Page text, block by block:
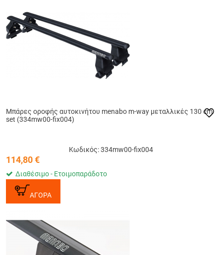
Μπάρες οροφής αυτοκινήτου menabo m-way μεταλλικές 130 cm
set (334mw00-fix004)
Κωδικός: 334mw00-fix004
114,80€
Διαθέσιμο - Ετοιμοπαράδοτο
ΑΓΟΡΑ